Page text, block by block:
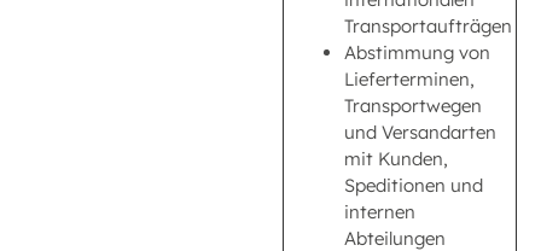
Transportaufträgen
Abstimmung von
Lieferterminen,
Transportwegen
und Versandarten
mit Kunden,
Speditionen und
internen
Abteilungen